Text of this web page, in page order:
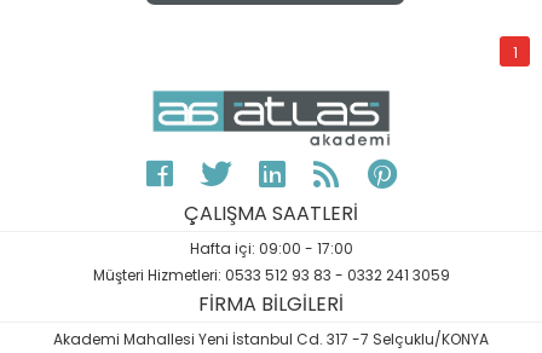
1
ÇALIŞMA SAATLERİ
Hafta içi: 09:00 - 17:00
Müşteri Hizmetleri: 0533 512 93 83 - 0332 241 3059
FİRMA BİLGİLERİ
Akademi Mahallesi Yeni İstanbul Cd. 317 -7 Selçuklu/KONYA